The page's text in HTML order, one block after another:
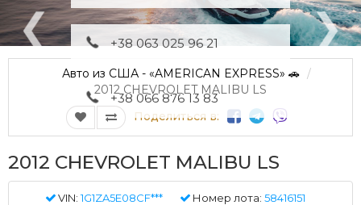
+38 063 025 96 21
+38 066 876 13 83
Авто из США - «AMERICAN EXPRESS» 🚗
2012 CHEVROLET MALIBU LS
Поделиться в:
2012 CHEVROLET MALIBU LS
VIN:1G1ZA5E08CF*** Номер лота: 58416151